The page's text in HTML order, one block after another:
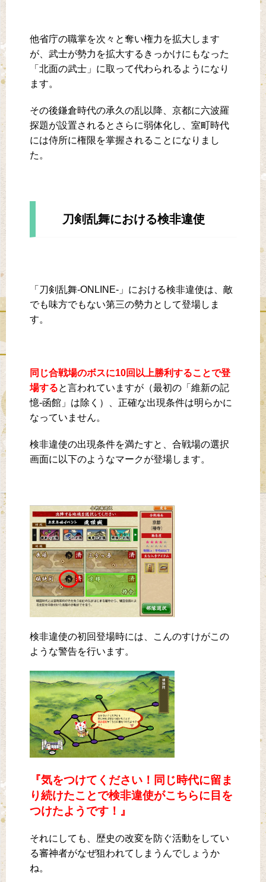
他省庁の職掌を次々と奪い権力を拡大します
が、武士が勢力を拡大するきっかけにもなった
「北面の武士」に取って代わられるようになり
ます。
その後鎌倉時代の承久の乱以降、京都に六波羅
探題が設置されるとさらに弱体化し、室町時代
には侍所に権限を掌握されることになりまし
た。
刀剣乱舞における検非違使
「刀剣乱舞-ONLINE-」における検非違使は、敵
でも味方でもない第三の勢力として登場しま
す。
同じ合戦場のボスに10回以上勝利することで登
場すると言われていますが（最初の「維新の記
憶-函館」は除く）、正確な出現条件は明らかに
なっていません。
検非違使の出現条件を満たすと、合戦場の選択
画面に以下のようなマークが登場します。
検非違使の初回登場時には、こんのすけがこの
ような警告を行います。
『気をつけてください！同じ時代に留ま
り続けたことで検非違使がこちらに目を
つけたようです！』
それにしても、歴史の改変を防ぐ活動をしてい
る審神者がなぜ狙われてしまうんでしょうか
ね。